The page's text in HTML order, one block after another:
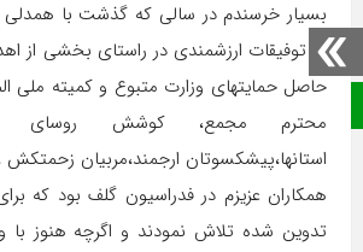
صفحه نخست
بسیار خرسندم در سالی که گذشت با همدلی
به توفیقات ارزشمندی در راستای بخشی از
حاصل حمایتهای وزارت متبوع و کمیته ملی
محترم مجمع، کوشش روسای
استانها،پیشکسوتان ارجمند،مربیان زحمتکش
همکاران عزیزم در فدراسیون گلف بود که
تدوین شده تلاش نمودند و اگرچه هنوز با